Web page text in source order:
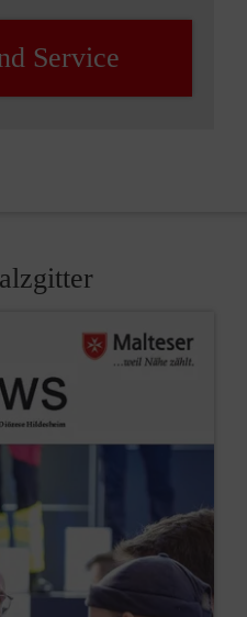
Service